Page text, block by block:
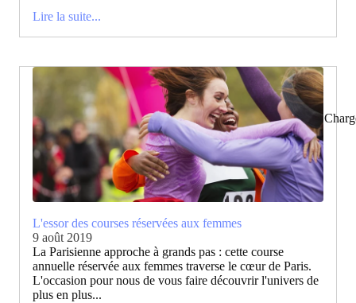
Lire la suite...
L'essor des courses réservées aux femmes
9 août 2019
La Parisienne approche à grands pas : cette course
annuelle réservée aux femmes traverse le cœur de Paris.
L'occasion pour nous de vous faire découvrir l'univers de
plus en plus...